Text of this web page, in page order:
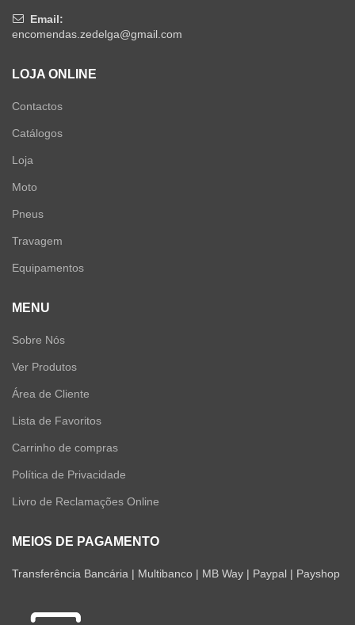
Email:
encomendas.zedelga@gmail.com
LOJA ONLINE
Contactos
Catálogos
Loja
Moto
Pneus
Travagem
Equipamentos
MENU
Sobre Nós
Ver Produtos
Área de Cliente
Lista de Favoritos
Carrinho de compras
Política de Privacidade
Livro de Reclamações Online
MEIOS DE PAGAMENTO
Transferência Bancária | Multibanco | MB Way | Paypal | Payshop